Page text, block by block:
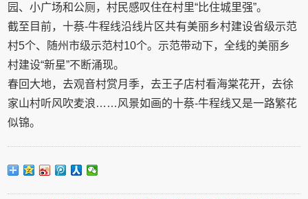
园、小广场和公厕，村民感叹住在村里“比住城里强”。
截至目前，十蔡-牛程线沿线片区共有美丽乡村建设省级示范
村5个、随州市级示范村10个。示范带动下，全线的美丽乡
村建设“新星”不断涌现。
春回大地，去观音村赏月季，去王子店村看海棠花开，去徐
家山村听风吹麦浪……风景如画的十蔡-牛程线又是一路繁花
似锦。